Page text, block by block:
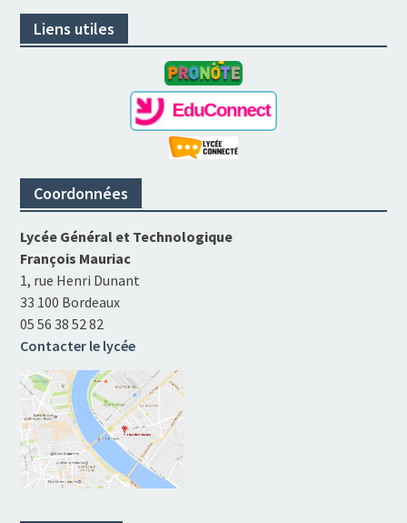
Liens utiles
Coordonnées
Lycée Général et Technologique
François Mauriac
1, rue Henri Dunant
33 100 Bordeaux
05 56 38 52 82
Contacter le lycée